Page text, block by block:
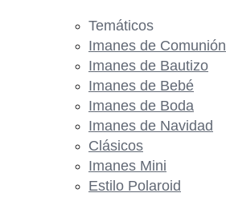
Temáticos
Imanes de Comunión
Imanes de Bautizo
Imanes de Bebé
Imanes de Boda
Imanes de Navidad
Clásicos
Imanes Mini
Estilo Polaroid